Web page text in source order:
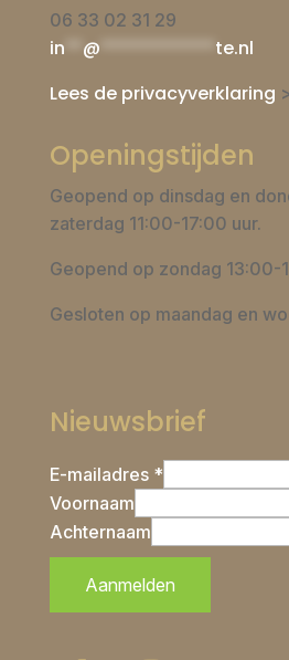
06 33 02 31 29
in @
te.nl
Lees de privacyverklaring
Openingstijden
Geopend op dinsdag en
zaterdag 11:00-17:00 uur.
Geopend op zondag 13:00-
Gesloten op maandag en
Nieuwsbrief
E-mailadres *
Voornaam
Achternaam